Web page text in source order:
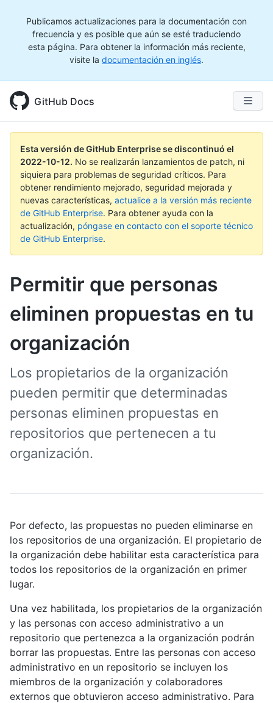
Publicamos actualizaciones para la documentación con
frecuencia y es posible que aún se esté traduciendo
esta página. Para obtener la información más reciente,
visite la documentación en inglés.
GitHub Docs
Esta versión de GitHub Enterprise se discontinuó el
2022-10-12. No se realizarán lanzamientos de patch, ni
siquiera para problemas de seguridad críticos. Para
obtener rendimiento mejorado, seguridad mejorada y
nuevas características, actualice a la versión más reciente
de GitHub Enterprise. Para obtener ayuda con la
actualización, póngase en contacto con el soporte técnico
de GitHub Enterprise.
Permitir que personas
eliminen propuestas en tu
organización
Los propietarios de la organización
pueden permitir que determinadas
personas eliminen propuestas en
repositorios que pertenecen a tu
organización.
Por defecto, las propuestas no pueden eliminarse en
los repositorios de una organización. El propietario de
la organización debe habilitar esta característica para
todos los repositorios de la organización en primer
lugar.
Una vez habilitada, los propietarios de la organización
y las personas con acceso administrativo a un
repositorio que pertenezca a la organización podrán
borrar las propuestas. Entre las personas con acceso
administrativo en un repositorio se incluyen los
miembros de la organización y colaboradores
externos que obtuvieron acceso administrativo. Para